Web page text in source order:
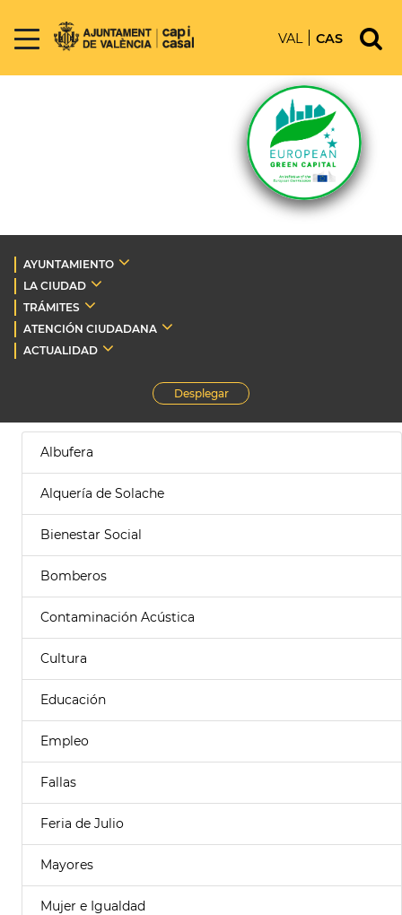
VAL CAS
AYUNTAMIENTO
LA CIUDAD
TRÁMITES
ATENCIÓN CIUDADANA
ACTUALIDAD
Desplegar
Albufera
Alquería de Solache
Bienestar Social
Bomberos
Contaminación Acústica
Cultura
Educación
Empleo
Fallas
Feria de Julio
Mayores
Mujer e Igualdad